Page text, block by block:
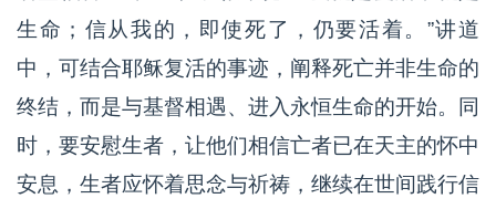
生命；信从我的，即使死了，仍要活着。”讲道
中，可结合耶稣复活的事迹，阐释死亡并非生命的
终结，而是与基督相遇、进入永恒生命的开始。同
时，要安慰生者，让他们相信亡者已在天主的怀中
安息，生者应怀着思念与祈祷，继续在世间践行信